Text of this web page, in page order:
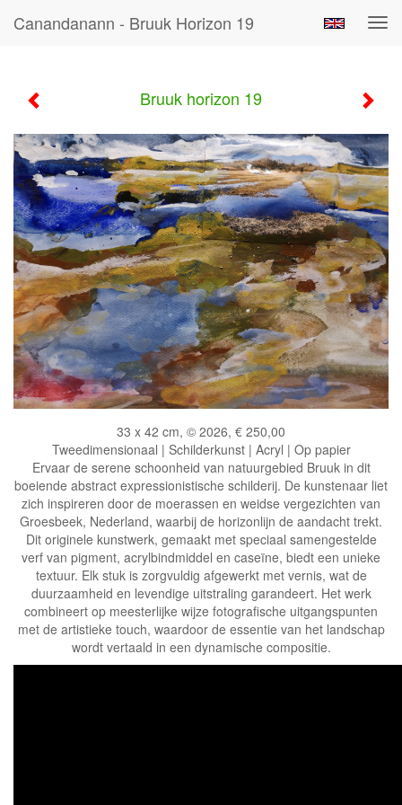
Canandanann - Bruuk Horizon 19
Bruuk horizon 19
33 x 42 cm, © 2026, € 250,00
Tweedimensionaal | Schilderkunst | Acryl | Op papier
Ervaar de serene schoonheid van natuurgebied Bruuk in dit
boeiende abstract expressionistische schilderij. De kunstenaar liet
zich inspireren door de moerassen en weidse vergezichten van
Groesbeek, Nederland, waarbij de horizonlijn de aandacht trekt.
Dit originele kunstwerk, gemaakt met speciaal samengestelde
verf van pigment, acrylbindmiddel en caseïne, biedt een unieke
textuur. Elk stuk is zorgvuldig afgewerkt met vernis, wat de
duurzaamheid en levendige uitstraling garandeert. Het werk
combineert op meesterlijke wijze fotografische uitgangspunten
met de artistieke touch, waardoor de essentie van het landschap
wordt vertaald in een dynamische compositie.